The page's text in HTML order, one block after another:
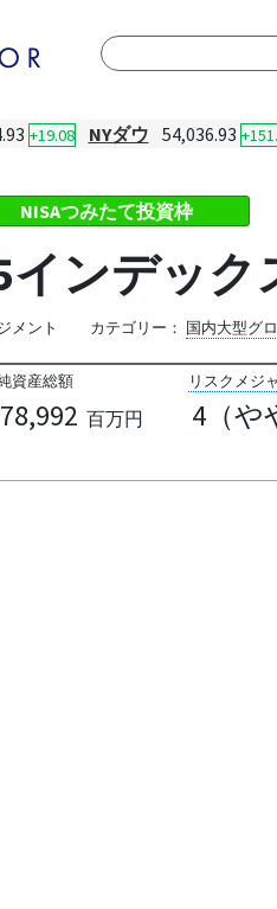
+19.08 NYダウ 54,036.93
NISAつみたて投資枠
インデッ
メント カテゴリー： 国内大型グ
資産総額
78,992 百万円
リスクメジ
4（や